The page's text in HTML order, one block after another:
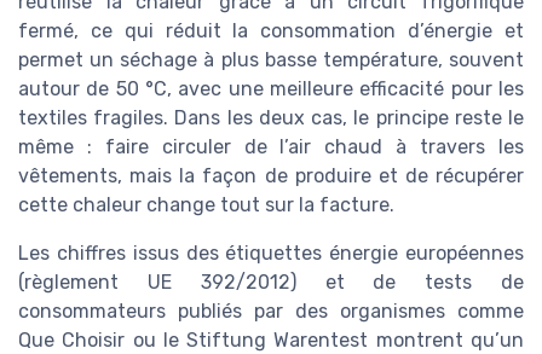
fermé, ce qui réduit la consommation d’énergie et
permet un séchage à plus basse température, souvent
autour de 50 °C, avec une meilleure efficacité pour les
textiles fragiles. Dans les deux cas, le principe reste le
même : faire circuler de l’air chaud à travers les
vêtements, mais la façon de produire et de récupérer
cette chaleur change tout sur la facture.
Les chiffres issus des étiquettes énergie européennes
(règlement UE 392/2012) et de tests de
consommateurs publiés par des organismes comme
Que Choisir ou le Stiftung Warentest montrent qu’un